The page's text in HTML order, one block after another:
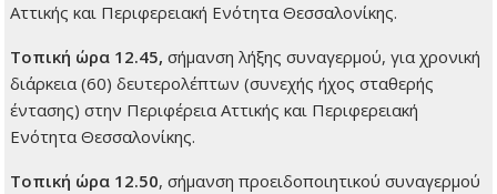
Αττικής και Περιφερειακή Ενότητα Θεσσαλονίκης.
Τοπική ώρα 12.45, σήμανση λήξης συναγερμού, για χρονική
διάρκεια (60) δευτερολέπτων (συνεχής ήχος σταθερής
έντασης) στην Περιφέρεια Αττικής και Περιφερειακή
Ενότητα Θεσσαλονίκης.
Τοπική ώρα 12.50, σήμανση προειδοποιητικού συναγερμού